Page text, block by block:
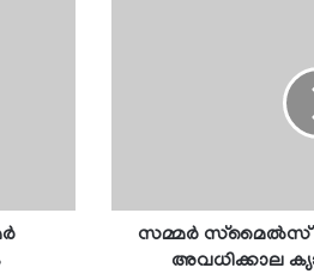
സമ്മര്‍ സ്‌മൈല്‍സ്
അവധിക്കാല